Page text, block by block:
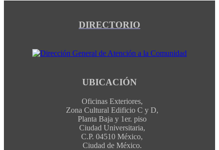
DIRECTORIO
UBICACIÓN
Oficinas Exteriores,
Zona Cultural Edificio C y D,
Planta Baja y 1er. piso
Ciudad Universitaria,
C.P. 04510 México,
Ciudad de México.